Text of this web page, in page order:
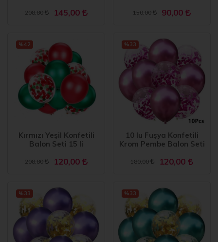
208,80 145,00 150,00 90,00
Kırmızı Yeşil Konfetili
Balon Seti 15 li
208,80 120,00
%42
10 lu Fuşya Konfetili
Krom Pembe Balon Seti
180,00 120,00
%33
%33 %33